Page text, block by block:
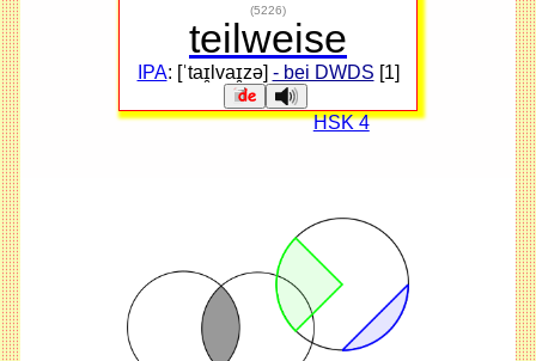
(5226)
teilweise
IPA: [ˈtaɪ̯lvaɪ̯zə] - bei DWDS [1]
HSK 4